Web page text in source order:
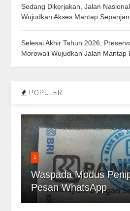
Sedang Dikerjakan, Jalan
Wujudkan Akses Mantap
Selesai Akhir Tahun 2026,
Morowali Wujudkan Jalan Mantap
POPULER
1
Waspada Modus
Pesan WhatsApp